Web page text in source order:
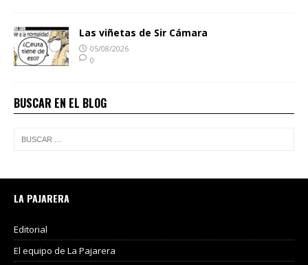
Las viñetas de Sir Cámara
05/08/2026
0
BUSCAR EN EL BLOG
LA PAJARERA
Editorial
El equipo de La Pajarera